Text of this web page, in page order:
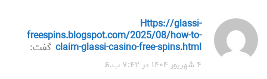
https://glassi-
freespins.blogspot.com/2025/08/how-to-
claim-glassi-casino-free-spins.html گفت:
۴ شهریور ۱۴۰۴ در ۷:۴۲ ب.ظ